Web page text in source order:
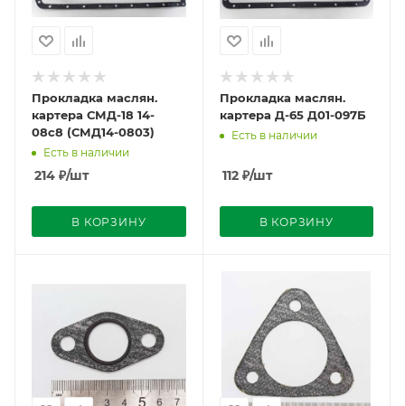
Прокладка маслян.
картера СМД-18 14-
08с8 (СМД14-0803)
Есть в наличии
214 ₽/шт
В КОРЗИНУ
Прокладка маслян.
картера Д-65 Д01-097Б
Есть в наличии
112₽/шт
В КОРЗИНУ